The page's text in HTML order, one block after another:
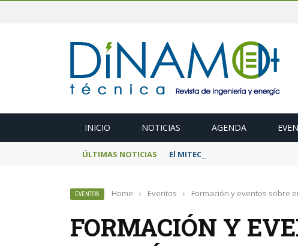
INICIO NOTICIAS AGENDA
ÚLTIMAS NOTICIAS El MITECO prepara una
EVENTOS Home › Eventos › Formación y eventos sobre
FORMACIÓN Y